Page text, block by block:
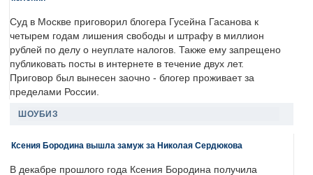
Суд в Москве приговорил блогера Гусейна Гасанова к
четырем годам лишения свободы и штрафу в миллион
рублей по делу о неуплате налогов. Также ему запрещено
публиковать посты в интернете в течение двух лет.
Приговор был вынесен заочно - блогер проживает за
пределами России.
ШОУБИЗ
Ксения Бородина вышла замуж за Николая Сердюкова
В декабре прошлого года Ксения Бородина получила